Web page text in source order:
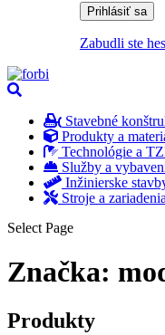
Zabudli ste
Stavebné
Produkty a
Technológie a
Služby a
Inžinierske
Stroje a zariadenia
Select Page
Značka:
Produkty